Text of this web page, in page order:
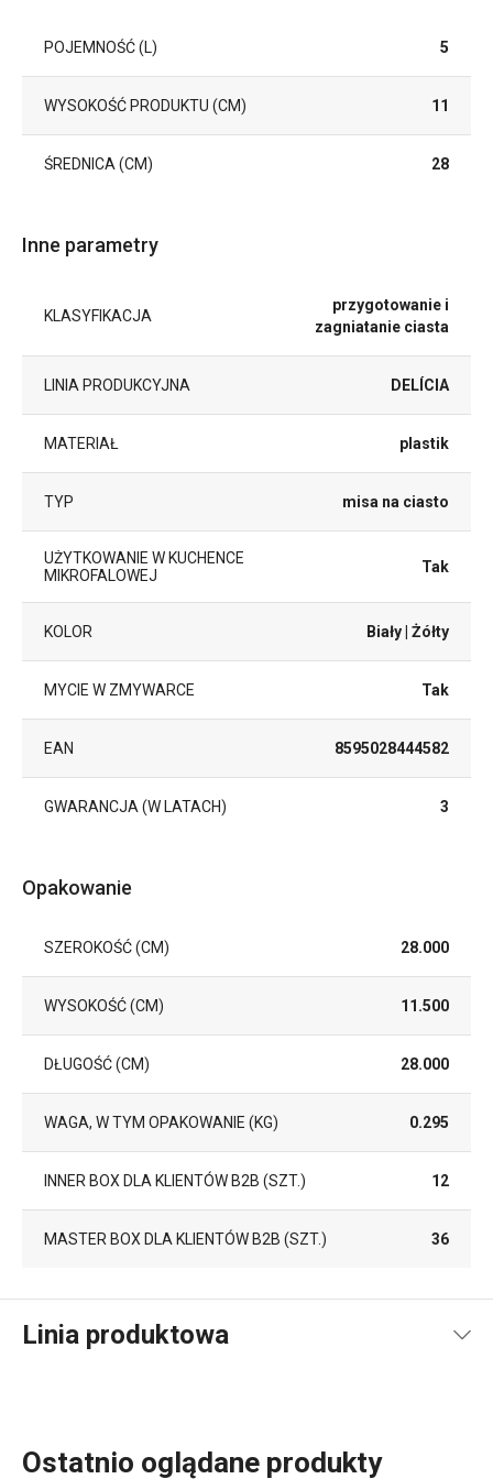
POJEMNOŚĆ (L) 5
WYSOKOŚĆ PRODUKTU (CM) 11
ŚREDNICA (CM) 28
Inne parametry
KLASYFIKACJA
przygotowanie i
zagniatanie ciasta
LINIA PRODUKCYJNA DELÍCIA
MATERIAŁ plastik
TYP misa na ciasto
UŻYTKOWANIE W KUCHENCE
MIKROFALOWEJ
Tak
KOLOR Biały| Żółty
MYCIE W ZMYWARCE Tak
EAN 8595028444582
GWARANCJA (W LATACH) 3
Opakowanie
SZEROKOŚĆ (CM) 28.000
WYSOKOŚĆ (CM) 11.500
DŁUGOŚĆ (CM) 28.000
WAGA, W TYM OPAKOWANIE (KG) 0.295
INNER BOX DLA KLIENTÓW B2B (SZT.) 12
MASTER BOX DLA KLIENTÓW B2B (SZT.) 36
Linia produktowa
Ostatnio oglądane produkty